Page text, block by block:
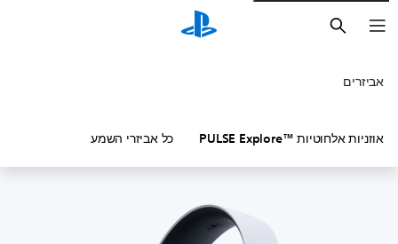
אביזרים
אוזניות אלחוטיות PULSE Explore™‎‏ כל אביזרי השמע